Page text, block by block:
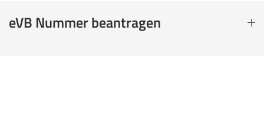
eVB Nummer beantragen